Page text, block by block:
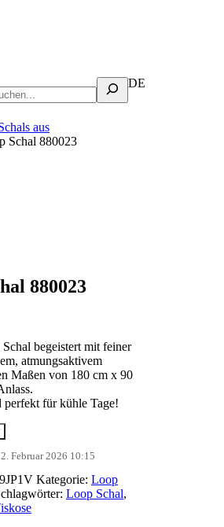
DE
aus
Schal 880023
880023
begeistert mit feiner
atmungsaktivem
Maßen von 180 cm x 90
perfekt für kühle Tage!
Februar 2026 10:15
Kategorie: Loop
Loop Schal,